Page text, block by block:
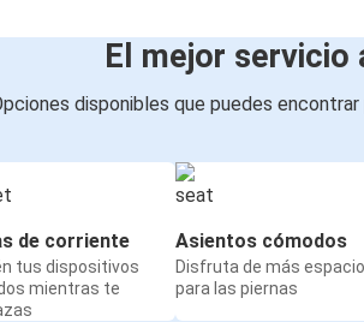
El mejor servicio
disponibles que puedes encontrar
de corriente
tus dispositivos
mientras te
Asientos cómodos
Disfruta de más espacio
para las piernas